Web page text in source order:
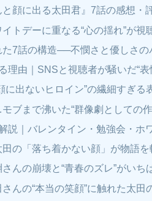
と顔に出る太田君』7話の感想・
トデーに重なる“心の揺れ”が視
た7話の構造──不憫さと優しさ
理由｜SNSと視聴者が騒いだ“表
に出ないヒロイン”の繊細すぎる
ブまで沸いた“群像劇としての
説｜バレンタイン・勉強会・ホ
の「落ち着かない顔」が物語を
んの崩壊と“青春のズレ”がいち
んの“本当の笑顔”に触れた太田